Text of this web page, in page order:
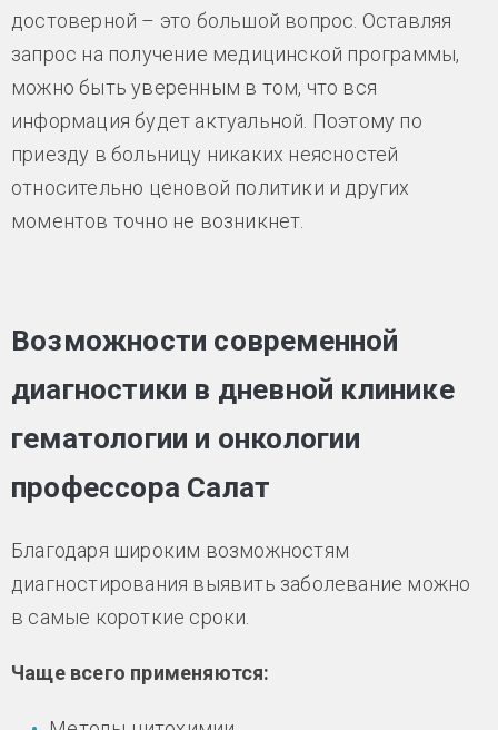
достоверной – это большой вопрос. Оставляя
запрос на получение медицинской программы,
можно быть уверенным в том, что вся
информация будет актуальной. Поэтому по
приезду в больницу никаких неясностей
относительно ценовой политики и других
моментов точно не возникнет.
Возможности современной
диагностики в дневной клинике
гематологии и онкологии
профессора Салат
Благодаря широким возможностям
диагностирования выявить заболевание можно
в самые короткие сроки.
Чаще всего применяются: